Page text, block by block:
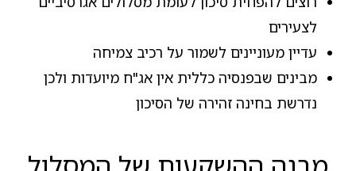
לצעירים
עדיין מעוניינים לשמור על רכיב צמיחה
מבינים שבפנסיה כללית אין אג"ח מיועדות ולכן
נדרשת בחינה זהירה של הסיכון